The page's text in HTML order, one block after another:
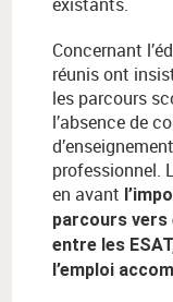
Concernant
réunis ont
les parcours
l’absence de
professionnel.
en avant
parcours vers
entre les
l’emploi